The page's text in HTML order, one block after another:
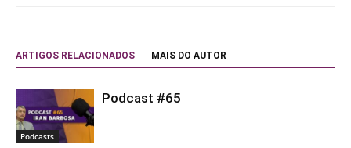
ARTIGOS RELACIONADOS MAIS DO AUTOR
Podcasts
Podcast #65